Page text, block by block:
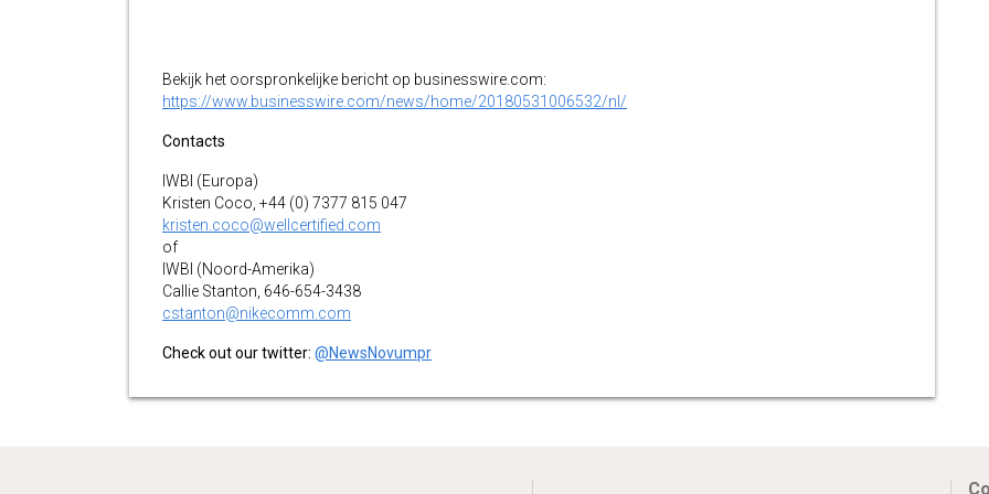
Bekijk het oorspronkelijke bericht op businesswire.com:
https://www.businesswire.com/news/home/20180531006532/nl/
Contacts
IWBI (Europa)
Kristen Coco, +44 (0) 7377 815 047
kristen.coco@wellcertified.com
of
IWBI (Noord-Amerika)
Callie Stanton, 646-654-3438
cstanton@nikecomm.com
Check out our twitter: @NewsNovumpr